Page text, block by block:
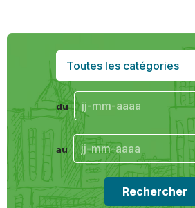
du
au